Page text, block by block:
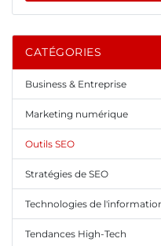
CATÉGORIES
Business & Entreprise
Marketing numérique
Outils SEO
Stratégies de SEO
Technologies de
Tendances High-Tech